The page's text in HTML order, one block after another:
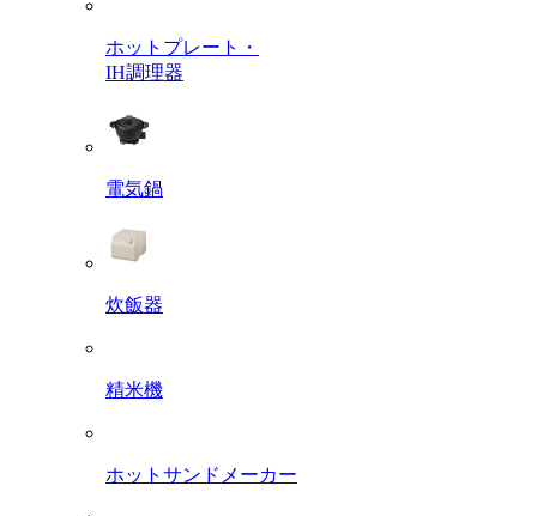
ホットプレート・
IH調理器
電気鍋
炊飯器
精米機
ホットサンドメーカー